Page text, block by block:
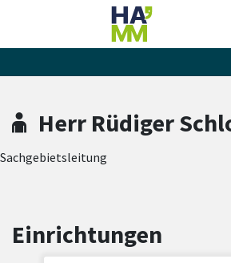
Zum Header
Zum Hauptinhalt
Zum Footer
Zum Hauptinhalt springen
Herr Rüdiger
Sachgebietsleitung
Einrichtungen